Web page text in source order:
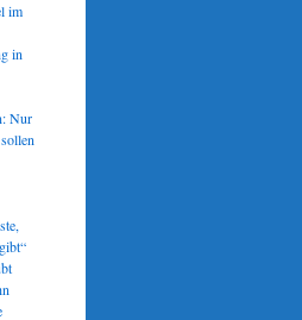
im
in
Nur